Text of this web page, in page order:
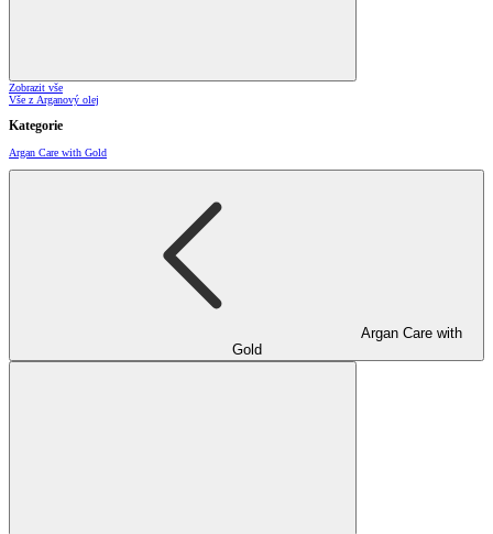
Zobrazit vše
Vše z Arganový olej
Kategorie
Argan Care with Gold
Argan Care with
Gold